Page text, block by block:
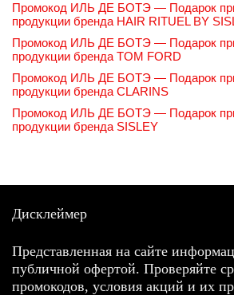
Промокод ИЛЬ ДЕ БОТЭ — Подарок
продукции бренда HAIR RITUEL BY
Промокод ИЛЬ ДЕ БОТЭ — Подарок
продукции бренда TOM FORD
Промокод ИЛЬ ДЕ БОТЭ — Подарок
продукции бренда CLARINS
Промокод ИЛЬ ДЕ БОТЭ — Подарок
продукции бренда SISLEY
Дисклеймер
Представленная на сайте
публичной офертой. Проверяйте
промокодов, условия акций и их